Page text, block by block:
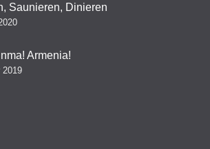
Saunieren, Dinieren
Armenia!
2019